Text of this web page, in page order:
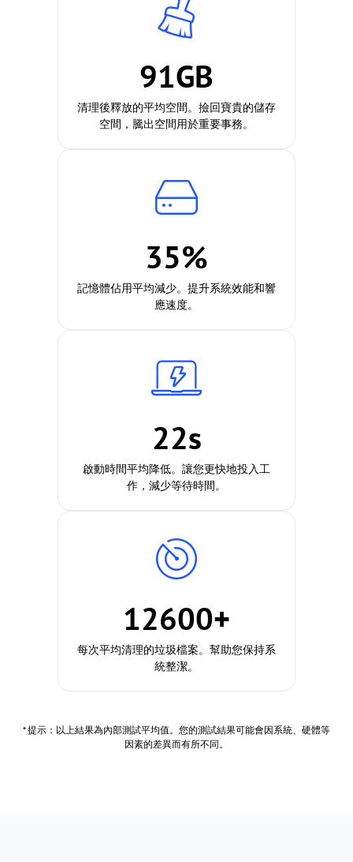
91GB
清理後釋放的平均空間。撿回寶貴的儲存
空間，騰出空間用於重要事務。
35%
記憶體佔用平均減少。提升系統效能和響
應速度。
22s
啟動時間平均降低。讓您更快地投入工
作，減少等待時間。
12600+
每次平均清理的垃圾檔案。幫助您保持系
統整潔。
* 提示：以上結果為內部測試平均值。您的測試結果可能會因系統、硬體等
因素的差異而有所不同。